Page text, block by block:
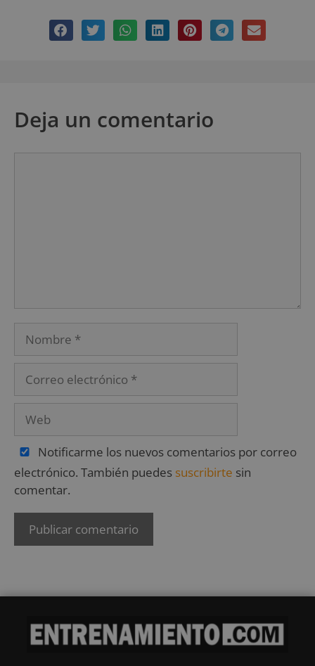
Deja un comentario
Notificarme los nuevos comentarios por correo
electrónico. También puedes suscribirte sin
comentar.